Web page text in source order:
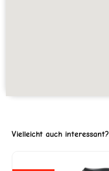
Vielleicht auch interessant?